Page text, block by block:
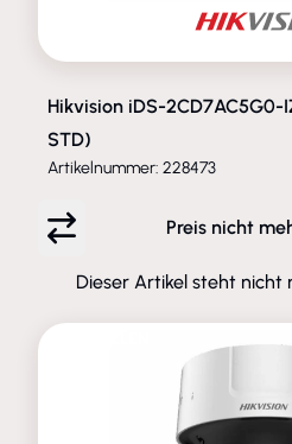
Hikvision iDS-
STD)
Artikelnummer: 228473
Preis nicht
Dieser Artikel steht nicht